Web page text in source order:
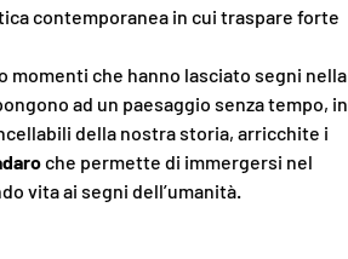
contemporanea in cui traspare forte
momenti che hanno lasciato segni nella
ad un paesaggio senza tempo, in
della nostra storia, arricchite i
che permette di immergersi nel
vita ai segni dell’umanità.